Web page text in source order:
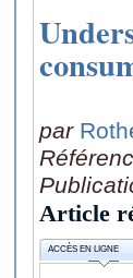
par
Article
ACCÈS EN LIGNE